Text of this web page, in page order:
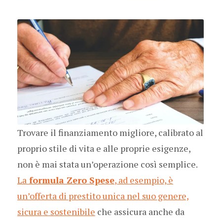
Trovare il finanziamento migliore, calibrato al
proprio stile di vita e alle proprie esigenze,
non è mai stata un’operazione così semplice.
La formula Zero Spese, ad esempio, è
un’offerta di prestito unica nel suo genere,
sicura e sostenibile che assicura anche da